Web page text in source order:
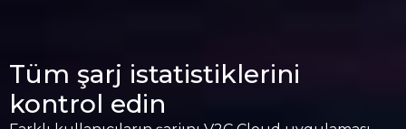
Tüm şarj istatistiklerini
kontrol edin